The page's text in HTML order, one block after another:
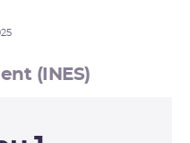
(INES)